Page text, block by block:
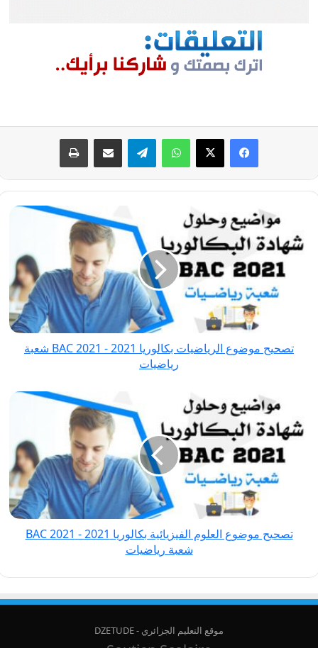
فيسبوك
‫X واتسابتيلقراممشاركة عبر البريد طباعة
تصحيح
الرياضيات
بكالوريا
2021
شعبة
تصحيح موضوع الرياضيات بكالوريا 2021 - BAC 2021 شعبة
رياضيات
تصحيح
العلوم
الفيزيائية
بكالوريا
2021
تصحيح موضوع العلوم الفيزيائية بكالوريا 2021 - BAC 2021
شعبة رياضيات
موقع التعليم الجزائري - DZETUDE